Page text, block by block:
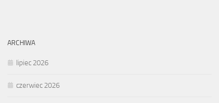
ARCHIWA
lipiec 2026
czerwiec 2026